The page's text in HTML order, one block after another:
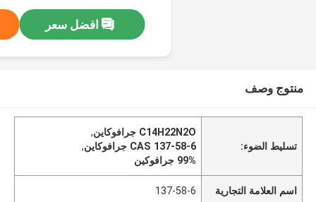
افضل سعر
منتوج وصف
تسليط الضوء:
C14H22N2O جرافوكاين
,
CAS 137-58-6 جرافوكاين
,
99% جرافوكين
اسم العلامة التجارية 137-58-6